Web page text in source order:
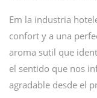
Em la industria
confort y a una
aroma sutil que
el sentido que nos
agradable desde el